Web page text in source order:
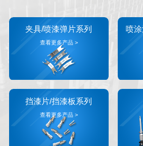
夹具/喷漆弹片系列
查看更多产品 >
喷
挡漆片/挡漆板系列
查看更多产品 >